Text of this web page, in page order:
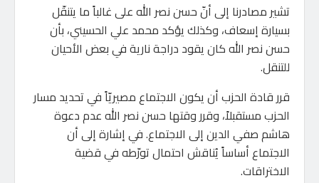
تشير مصادرنا إلى أنّ حسن نصر الله على غالباً ما يتنقّل
بسيارة إسعاف، وكذلك يؤكد محمد علي الحسيني، بأن
حسن نصر الله كان يقود دراجة نارية في بعض الأحيان
للتنقل.
قرر قادة الحزب أن يكون الاجتماع مصيريّاً في تحديد مسار
الحزب مستقبلاً، وقرر وقتها حسن نصر الله عدم دعوة
هاشم صفي الدين إلى الاجتماع. في إشارة إلى أن
الاجتماع أساساً يُناقش احتمال تورّطه في قضية
الاختراقات.